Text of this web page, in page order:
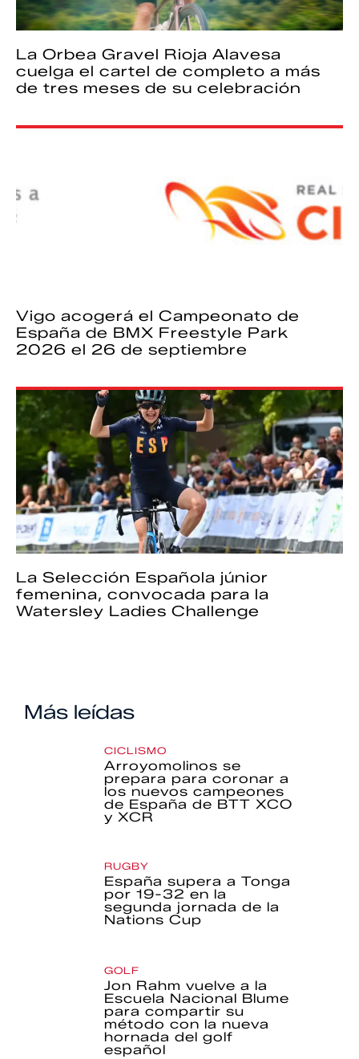
La Orbea Gravel Rioja Alavesa
cuelga el cartel de completo a más
de tres meses de su celebración
Vigo acogerá el Campeonato de
España de BMX Freestyle Park
2026 el 26 de septiembre
La Selección Española júnior
femenina, convocada para la
Watersley Ladies Challenge
Más leídas
CICLISMO
Arroyomolinos se
prepara para coronar a
los nuevos campeones
de España de BTT XCO
y XCR
RUGBY
España supera a Tonga
por 19-32 en la
segunda jornada de la
Nations Cup
GOLF
Jon Rahm vuelve a la
Escuela Nacional Blume
para compartir su
método con la nueva
hornada del golf
español